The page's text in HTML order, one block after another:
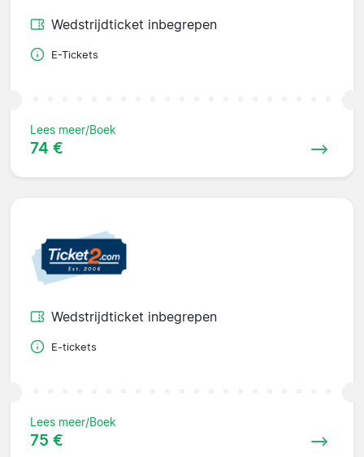
Wedstrijdticket inbegrepen
E-Tickets
Lees meer/Boek
74 €
Wedstrijdticket inbegrepen
E-tickets
Lees meer/Boek
75 €